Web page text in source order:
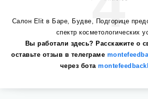
Салон Elit в Баре, Будве, Подгорице
спектр косметологических
Вы работали здесь? Расскажите о
оставьте отзыв в телеграме
через бота